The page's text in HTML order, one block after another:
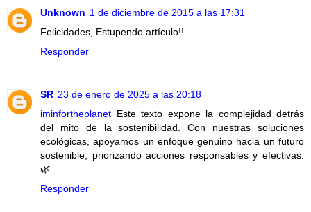
Unknown 1 de diciembre de 2015 a las 17:31
Felicidades, Estupendo artículo!!
Responder
SR 23 de enero de 2025 a las 20:18
iminfortheplanet Este texto expone la complejidad detrás
del mito de la sostenibilidad. Con nuestras soluciones
ecológicas, apoyamos un enfoque genuino hacia un futuro
sostenible, priorizando acciones responsables y efectivas.
🌿
Responder